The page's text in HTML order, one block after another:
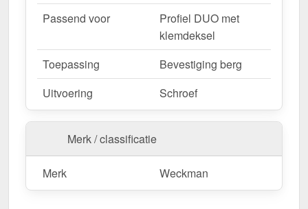
Passend voor
Profiel DUO met
klemdeksel
Toepassing
Bevestiging berg
Uitvoering
Schroef
Merk / classificatie
Merk Weckman